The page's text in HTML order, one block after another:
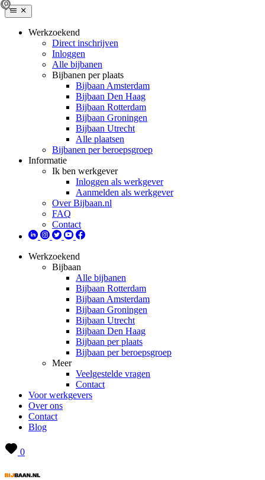
Werkzoekend
Direct inschrijven
Inloggen
Alle bijbanen
Bijbanen per plaats
Bijbaan Amsterdam
Bijbaan Den Haag
Bijbaan Rotterdam
Bijbaan Groningen
Bijbaan Utrecht
Alle plaatsen
Bijbanen per beroepsgroep
Informatie
Ik ben werkgever
Inloggen als werkgever
Aanmelden als werkgever
Over Bijbaan.nl
FAQ
Contact
Werkzoekend
Bijbaan
Alle bijbanen
Bijbaan Rotterdam
Bijbaan Amsterdam
Bijbaan Groningen
Bijbaan Utrecht
Bijbaan Den Haag
Bijbaan per plaats
Bijbaan per beroepsgroep
Meer
Veelgestelde vragen
Contact
Voor werkgevers
Over ons
Contact
Blog
0